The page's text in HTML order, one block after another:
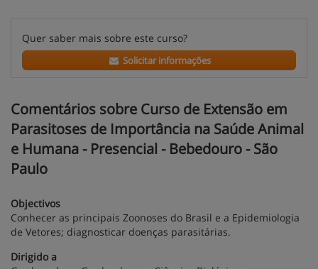
Quer saber mais sobre este curso?
Solicitar informações
Comentários sobre Curso de Extensão em
Parasitoses de Importância na Saúde Animal
e Humana - Presencial - Bebedouro - São
Paulo
Objectivos
Conhecer as principais Zoonoses do Brasil e a Epidemiologia
de Vetores; diagnosticar doenças parasitárias.
Dirigido a